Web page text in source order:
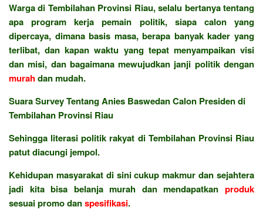
Warga di Tembilahan Provinsi Riau, selalu bertanya tentang
apa program kerja pemain politik, siapa calon yang
dipercaya, dimana basis masa, berapa banyak kader yang
terlibat, dan kapan waktu yang tepat menyampaikan visi
dan misi, dan bagaimana mewujudkan janji politik dengan
murahdan mudah.
Suara Survey Tentang Anies Baswedan Calon Presiden di
Tembilahan Provinsi Riau
Sehingga literasi politik rakyat di Tembilahan Provinsi Riau
patut diacungi jempol.
Kehidupan masyarakat di sini cukup makmur dan sejahtera
jadi kita bisa belanja murah dan mendapatkan produk
sesuai promo danspesifikasi.